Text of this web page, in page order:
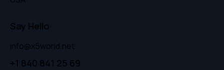
Say Hello
info@x5world.net
+1 840 841 25 69